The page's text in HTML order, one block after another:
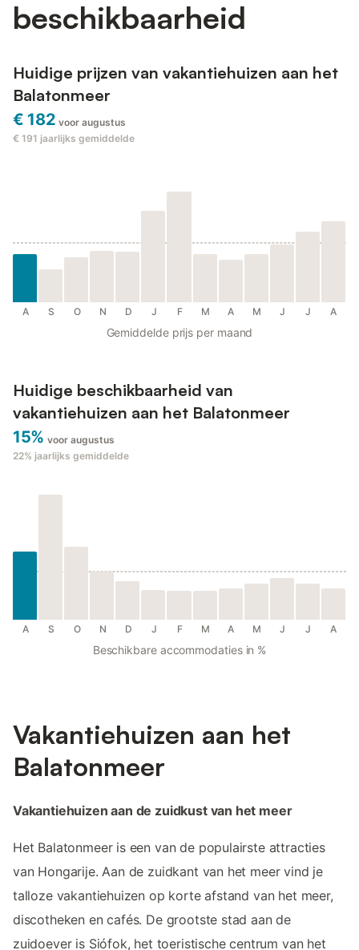
beschikbaarheid
Huidige prijzen van vakantiehuizen aan het
Balatonmeer
€ 182 voor augustus
€ 191 jaarlijks gemiddelde
A S O N D J F M A M J J A
Gemiddelde prijs per maand
Huidige beschikbaarheid van
vakantiehuizen aan het Balatonmeer
15% voor augustus
22% jaarlijks gemiddelde
A S O N D J F M A M J J A
Beschikbare accommodaties in %
Vakantiehuizen aan het
Balatonmeer
Vakantiehuizen aan de zuidkust van het meer
Het Balatonmeer is een van de populairste attracties
van Hongarije. Aan de zuidkant van het meer vind je
talloze vakantiehuizen op korte afstand van het meer,
discotheken en cafés. De grootste stad aan de
zuidoever is Siófok, het toeristische centrum van het